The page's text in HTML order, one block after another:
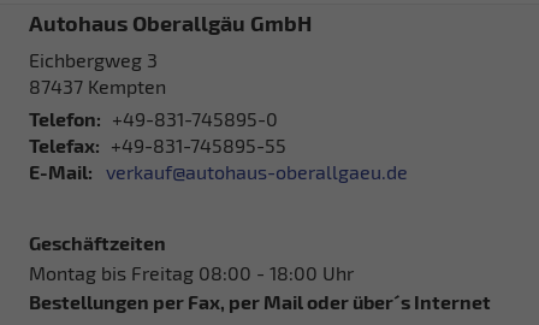
Autohaus Oberallgäu GmbH
Eichbergweg 3
87437 Kempten
Telefon: +49-831-745895-0
Telefax: +49-831-745895-55
E-Mail:
verkauf@autohaus-oberallgaeu.de
Geschäftzeiten
Montag bis Freitag 08:00 - 18:00 Uhr
Bestellungen per Fax, per Mail oder über´s Internet